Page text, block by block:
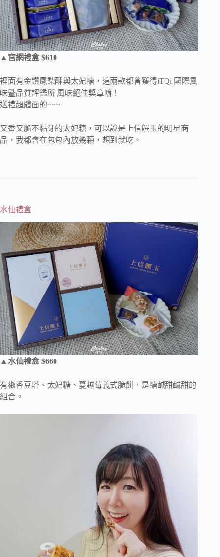
▲官網禮盒 $610
裡面有金鑽鳳梨酥與太妃糖，這兩款都曾獲得iTQi 國際風
味暨品質評鑑所 風味絕佳獎章唷！
送禮超體面的~~~
又香又脆不黏牙的太妃糖，可以說是上信饌玉的明星商
品，我都會在包包內放幾顆，想到就吃。
水仙禮盒
▲水仙禮盒 $660
有椒香豆塔、太妃糖、蔓越莓義式脆餅，是糖鹹甜鹹甜的
組合。